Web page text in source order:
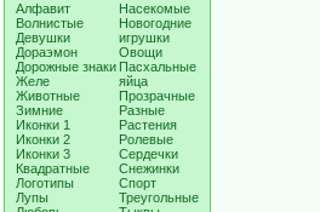
Алфавит
Волнистые
Девушки
Дораэмон
Дорожные знаки
Желе
Животные
Зимние
Иконки 1
Иконки 2
Иконки 3
Квадратные
Логотипы
Лупы
Насекомые
Новогодние
игрушки
Овощи
Пасхальные
яйца
Прозрачные
Разные
Растения
Ролевые
Сердечки
Снежинки
Спорт
Треугольные